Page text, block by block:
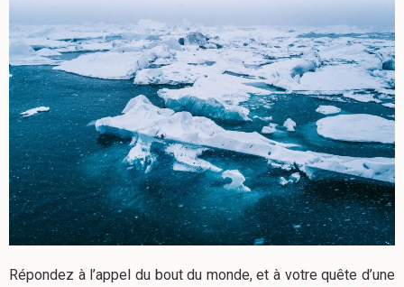
Répondez à l’appel du bout du monde, et à votre quête d’une